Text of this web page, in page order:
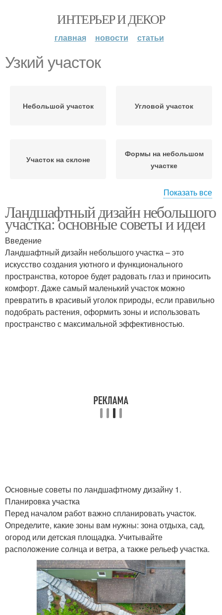
ИНТЕРЬЕР И ДЕКОР
главная новости статьи
Узкий участок
Небольшой участок Угловой участок
Участок на склоне
Формы на небольшом
участке
Дачный участок Земельный участок
Показать все
Ландшафтный дизайн небольшого
участка: основные советы и идеи
Введение
Ландшафтный дизайн небольшого участка – это
искусство создания уютного и функционального
пространства, которое будет радовать глаз и приносить
комфорт. Даже самый маленький участок можно
превратить в красивый уголок природы, если правильно
подобрать растения, оформить зоны и использовать
пространство с максимальной эффективностью.
Основные советы по ландшафтному дизайну 1.
Планировка участка
Перед началом работ важно спланировать участок.
Определите, какие зоны вам нужны: зона отдыха, сад,
огород или детская площадка. Учитывайте
расположение солнца и ветра, а также рельеф участка.